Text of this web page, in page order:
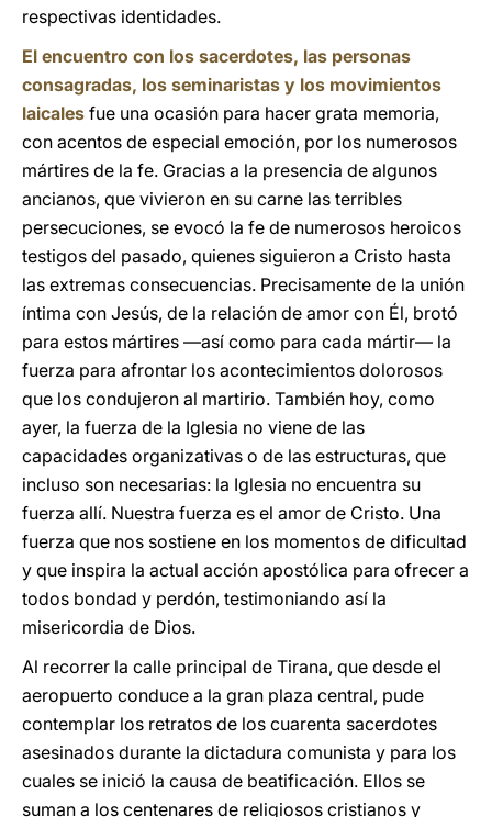
respectivas identidades.
El encuentro con los sacerdotes, las personas
consagradas, los seminaristas y los movimientos
laicales fue una ocasión para hacer grata memoria,
con acentos de especial emoción, por los numerosos
mártires de la fe. Gracias a la presencia de algunos
ancianos, que vivieron en su carne las terribles
persecuciones, se evocó la fe de numerosos heroicos
testigos del pasado, quienes siguieron a Cristo hasta
las extremas consecuencias. Precisamente de la unión
íntima con Jesús, de la relación de amor con Él, brotó
para estos mártires —así como para cada mártir— la
fuerza para afrontar los acontecimientos dolorosos
que los condujeron al martirio. También hoy, como
ayer, la fuerza de la Iglesia no viene de las
capacidades organizativas o de las estructuras, que
incluso son necesarias: la Iglesia no encuentra su
fuerza allí. Nuestra fuerza es el amor de Cristo. Una
fuerza que nos sostiene en los momentos de dificultad
y que inspira la actual acción apostólica para ofrecer a
todos bondad y perdón, testimoniando así la
misericordia de Dios.
Al recorrer la calle principal de Tirana, que desde el
aeropuerto conduce a la gran plaza central, pude
contemplar los retratos de los cuarenta sacerdotes
asesinados durante la dictadura comunista y para los
cuales se inició la causa de beatificación. Ellos se
suman a los centenares de religiosos cristianos y